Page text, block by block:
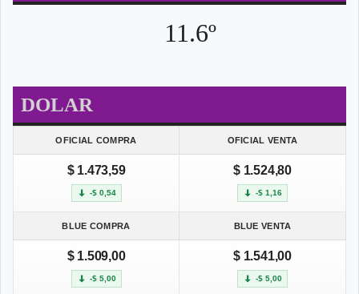
11.6º
DOLAR
OFICIAL COMPRA OFICIAL VENTA
$ 1.473,59
-$ 0,54
$ 1.524,80
-$ 1,16
BLUE COMPRA BLUE VENTA
$ 1.509,00
-$ 5,00
$ 1.541,00
-$ 5,00